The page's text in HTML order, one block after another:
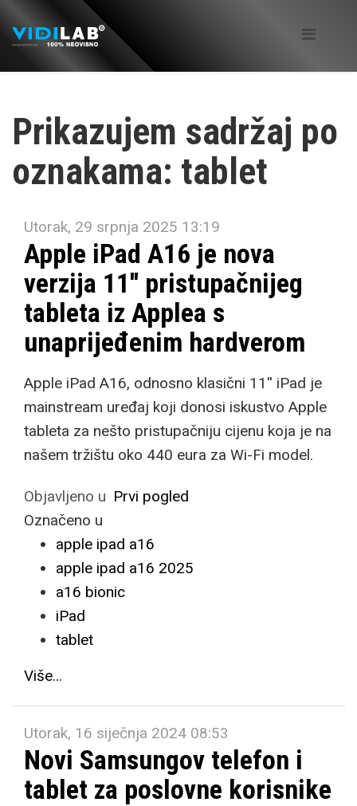
Prikazujem sadržaj po
oznakama: tablet
Utorak, 29 srpnja 2025 13:19
Apple iPad A16 je nova
verzija 11'' pristupačnijeg
tableta iz Applea s
unaprijeđenim hardverom
Apple iPad A16, odnosno klasični 11'' iPad je
mainstream uređaj koji donosi iskustvo Apple
tableta za nešto pristupačniju cijenu koja je na
našem tržištu oko 440 eura za Wi-Fi model.
Objavljeno u Prvi pogled
Označeno u
apple ipad a16
apple ipad a16 2025
a16 bionic
iPad
tablet
Više...
Utorak, 16 siječnja 2024 08:53
Novi Samsungov telefon i
tablet za poslovne korisnike